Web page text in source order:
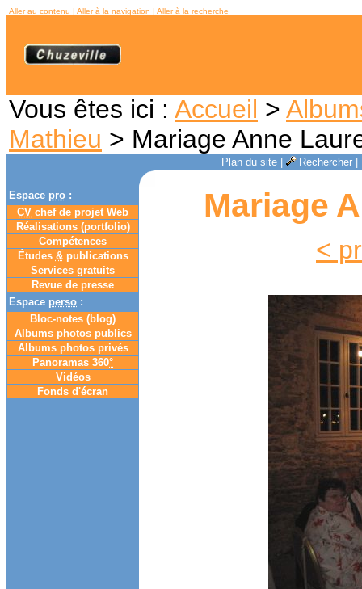
Aller au contenu | Aller à la navigation | Aller à la recherche
Vous êtes ici : Accueil >
Mathieu > Mariage Anne
Plan du site| Rechercher|
Espace pro :
CV chef de projet Web
Réalisations (portfolio)
Compétences
Études &publications
Services gratuits
Revue de presse
Espace perso :
Bloc-notes (blog)
Albums photos publics
Albums photos privés
Panoramas 360°
Vidéos
Fonds d'écran
Mariage
<